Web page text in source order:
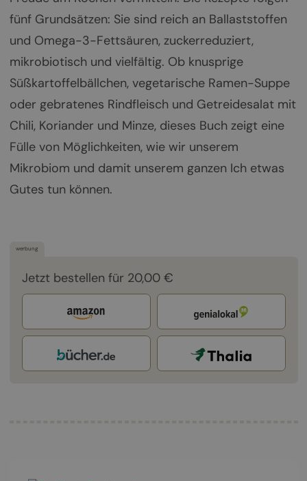
fünf Grundsätzen: Sie sind reich an Ballaststoffen
und Omega-3-Fettsäuren, zuckerreduziert,
mikrobiotisch und vielfältig. Ob knusprige
Süßkartoffelbällchen, vegetarische Ramen-Suppe
oder gebratenes Rindfleisch und Getreidesalat mit
Chili, Koriander und Minze, dieses Buch zeigt eine
Fülle von Möglichkeiten, wie wir unserem
Mikrobiom und damit unserem ganzen Ich etwas
Gutes tun können.
werbung
Jetzt bestellen für 20,00 €